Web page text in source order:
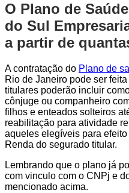
O Plano de
do Sul
a partir de
A contratação do Plano de
Rio de Janeiro pode ser
titulares poderão incluir
cônjuge ou companheiro
filhos e enteados solteiros
reabilitação para atividade
aqueles elegíveis para
Renda do segurado titular.
Lembrando que o plano já
com vinculo com o CNPj e
mencionado acima.